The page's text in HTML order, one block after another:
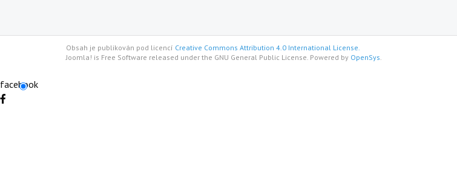
Obsah je publikován pod licencí Creative Commons Attribution 4.0 International License.
Joomla! is Free Software released under the GNU General Public License. Powered by OpenSys.
facebook